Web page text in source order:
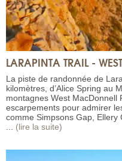
LARAPINTA TRAIL -
La piste de randonnée de
kilomètres, d’Alice Spring au
montagnes West MacDonnell
escarpements pour admirer
comme Simpsons Gap, Ellery
(lire la suite)